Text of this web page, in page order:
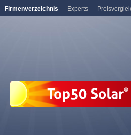
Firmenverzeichnis Experts